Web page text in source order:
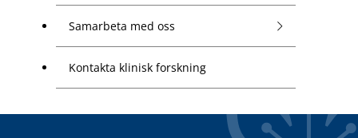
Samarbeta med oss
Kontakta klinisk forskning